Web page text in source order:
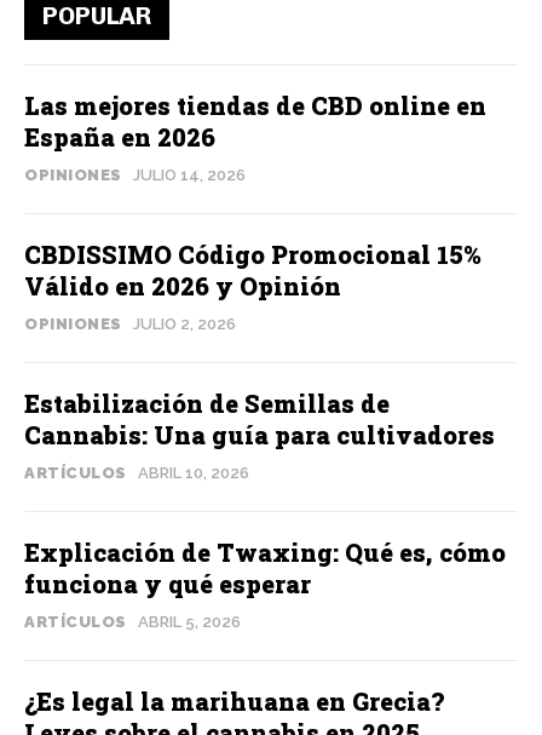
POPULAR
Las mejores tiendas de CBD online en
España en 2026
OPINIONES JULIO 14, 2026
CBDISSIMO Código Promocional 15%
Válido en 2026 y Opinión
OPINIONES JULIO 2, 2026
Estabilización de Semillas de
Cannabis: Una guía para cultivadores
ARTÍCULOS ABRIL 10, 2026
Explicación de Twaxing: Qué es, cómo
funciona y qué esperar
ARTÍCULOS ABRIL 5, 2026
¿Es legal la marihuana en Grecia?